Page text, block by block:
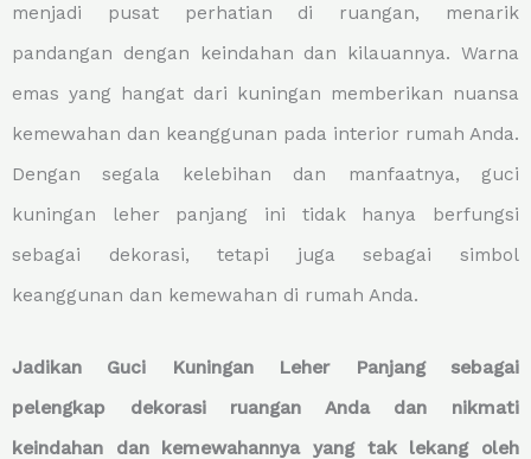
menjadi pusat perhatian di ruangan, menarik
pandangan dengan keindahan dan kilauannya. Warna
emas yang hangat dari kuningan memberikan nuansa
kemewahan dan keanggunan pada interior rumah Anda.
Dengan segala kelebihan dan manfaatnya, guci
kuningan leher panjang ini tidak hanya berfungsi
sebagai dekorasi, tetapi juga sebagai simbol
keanggunan dan kemewahan di rumah Anda.
Jadikan Guci Kuningan Leher Panjang sebagai
pelengkap dekorasi ruangan Anda dan nikmati
keindahan dan kemewahannya yang tak lekang oleh